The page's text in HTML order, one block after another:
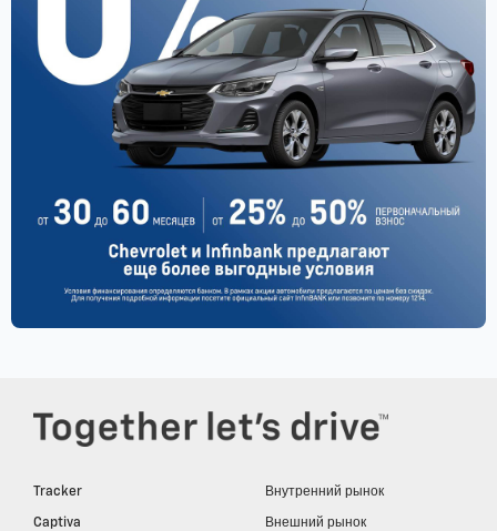
Tracker
Captiva
Внутренний рынок
Внешний рынок